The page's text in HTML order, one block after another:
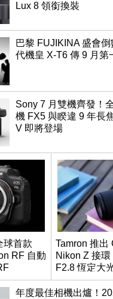
Lux 8 領銜換裝
巴黎 FUJIKINA 盛會
代機皇 X-T6 傳 9 月第
Sony 7 月雙機齊發！
機 FX5 與睽違 9 年長
V 即將登場
球首款
RF 自動
Tamron 推出
Nikon Z 接
F2.8 恆定大
鏡
年度最佳相機出爐！